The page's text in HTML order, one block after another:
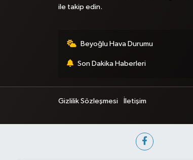
ile takip edin.
Beyoğlu Hava Durumu
Son Dakika Haberleri
Gizlilik Sözleşmesi İletişim